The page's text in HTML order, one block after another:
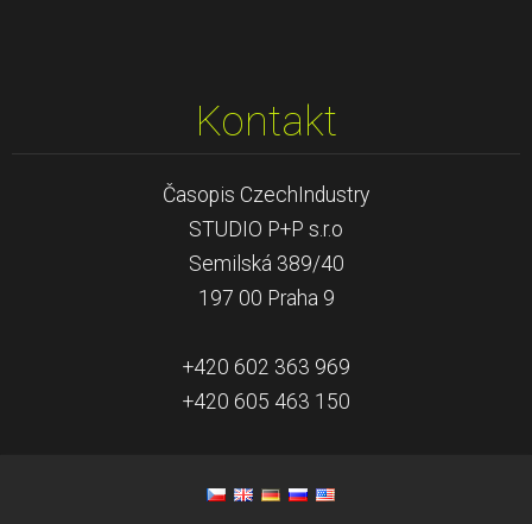
Kontakt
Časopis CzechIndustry
STUDIO P+P s.r.o
Semilská 389/40
197 00 Praha 9
+420 602 363 969
+420 605 463 150